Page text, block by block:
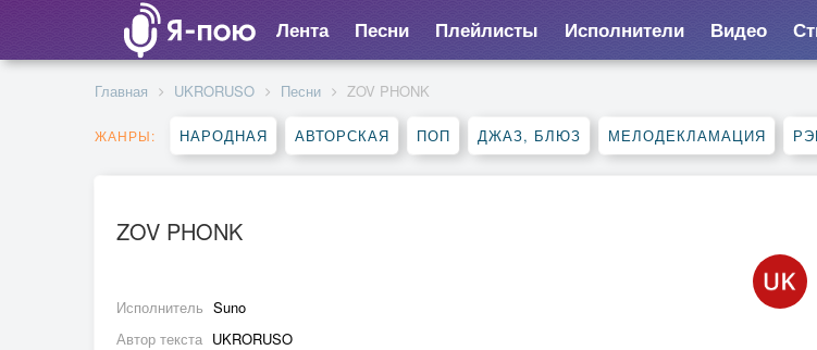
Лента Песни Плейлисты Исполнители Видео
Главная UKRORUSO Песни ZOV PHONK
ЖАНРЫ: НАРОДНАЯ АВТОРСКАЯ ПОП ДЖАЗ, БЛЮЗ МЕЛОДЕКЛАМАЦИЯ
ZOV PHONK
Исполнитель Suno
Автор текста UKRORUSO